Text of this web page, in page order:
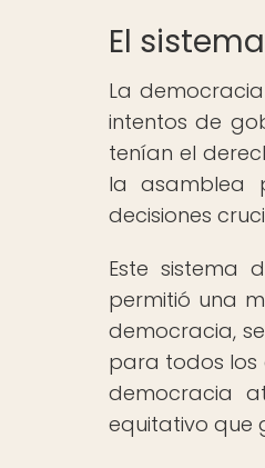
El
La
intentos de
tenían el
la asamblea
decisiones
Este sistema
permitió una
democracia,
para todos los
democracia
equitativo que